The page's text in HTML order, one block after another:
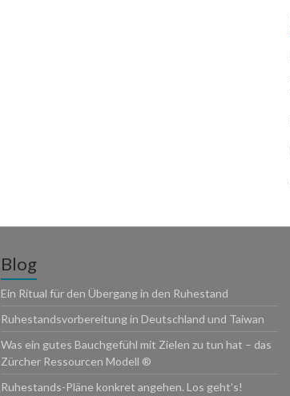
Blog
Ein Ritual für den Übergang in den Ruhestand
Ruhestandsvorbereitung in Deutschland und Taiwan
Was ein gutes Bauchgefühl mit Zielen zu tun hat – das
Zürcher Ressourcen Modell ®
Ruhestands-Pläne konkret angehen. Los geht’s!